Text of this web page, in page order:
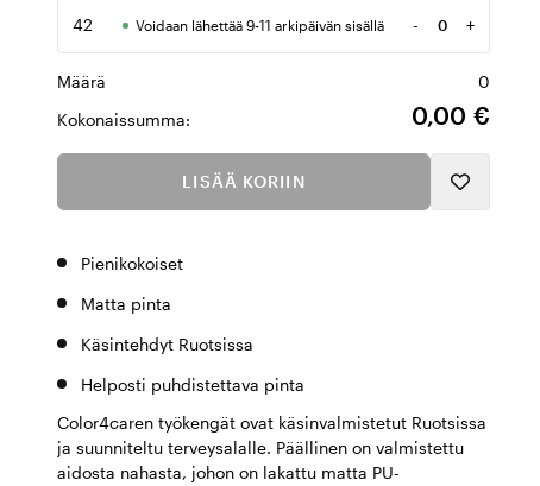
42 Voidaan lähettää 9-11 arkipäivän sisällä -
Määrä
+
Määrä
0
Kokonaissumma:
0,00 €
LISÄÄ KORIIN
Pienikokoiset
Matta pinta
Käsintehdyt Ruotsissa
Helposti puhdistettava pinta
Color4caren työkengät ovat käsinvalmistetut Ruotsissa
ja suunniteltu terveysalalle. Päällinen on valmistettu
aidosta nahasta, johon on lakattu matta PU-